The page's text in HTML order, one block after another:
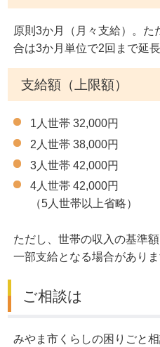
原則3か月（月々支給）。
合は3か月単位で2回まで延
支給額（上限額）
1人世帯 32,000円
2人世帯 38,000円
3人世帯 42,000円
4人世帯 42,000円
（5人世帯以上省略）
ただし、世帯の収入の基準
一部支給となる場合がありま
ご相談は
みやま市くらしの困りごと